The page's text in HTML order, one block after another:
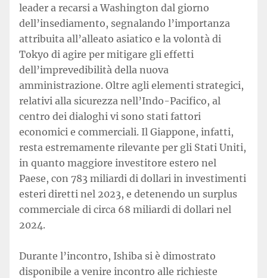
leader a recarsi a Washington dal giorno
dell’insediamento, segnalando l’importanza
attribuita all’alleato asiatico e la volontà di
Tokyo di agire per mitigare gli effetti
dell’imprevedibilità della nuova
amministrazione. Oltre agli elementi strategici,
relativi alla sicurezza nell’Indo-Pacifico, al
centro dei dialoghi vi sono stati fattori
economici e commerciali. Il Giappone, infatti,
resta estremamente rilevante per gli Stati Uniti,
in quanto maggiore investitore estero nel
Paese, con 783 miliardi di dollari in investimenti
esteri diretti nel 2023, e detenendo un surplus
commerciale di circa 68 miliardi di dollari nel
2024.
Durante l’incontro, Ishiba si è dimostrato
disponibile a venire incontro alle richieste